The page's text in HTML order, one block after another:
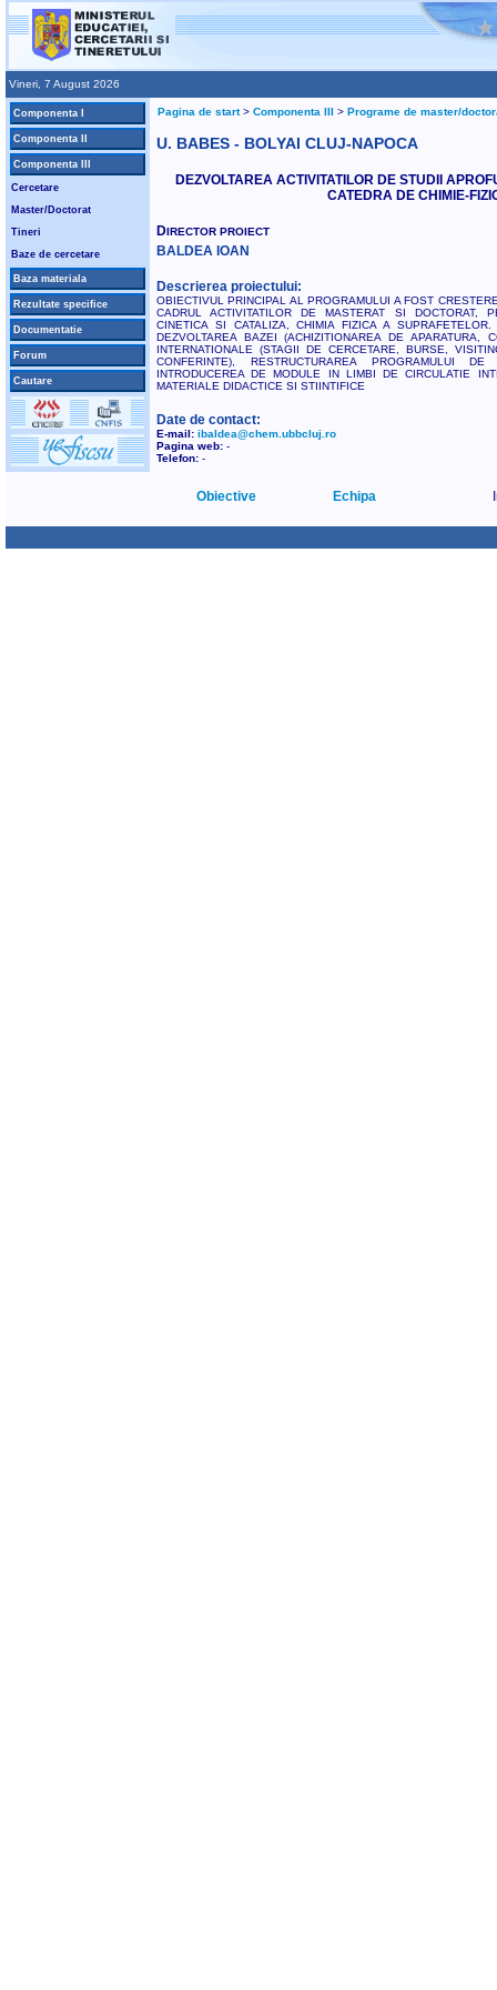
Vineri, 7 August 2026
Componenta I
Componenta II
Componenta III
Cercetare
Master/Doctorat
Tineri
Baze de cercetare
Baza materiala
Rezultate specifice
Documentatie
Forum
Cautare
Pagina de start> Componenta III > Programe de master/
U. BABES - BOLYAI CLUJ-NAPOCA
DEZVOLTAREA ACTIVITATILOR DE STUDII
CATEDRA DE CHIMIE-
DIRECTOR PROIECT
BALDEA IOAN
Descrierea proiectului:
OBIECTIVUL PRINCIPAL AL PROGRAMULUI A FOST
CADRUL ACTIVITATILOR DE MASTERAT SI DOCTORAT,
CINETICA SI CATALIZA, CHIMIA FIZICA A
DEZVOLTAREA BAZEI (ACHIZITIONAREA DE APARATURA,
INTERNATIONALE (STAGII DE CERCETARE, BURSE,
CONFERINTE), RESTRUCTURAREA PROGRAMULUI DE
INTRODUCEREA DE MODULE IN LIMBI DE CIRCULATIE
MATERIALE DIDACTICE SI STIINTIFICE
Date de contact:
E-mail: ibaldea@chem.ubbcluj.ro
Pagina web: -
Telefon: -
Obiective Echipa